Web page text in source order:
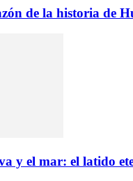
de la historia de
y el mar: el latido